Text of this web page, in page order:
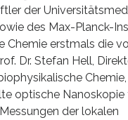
der
des Max-Planck-
Chemie erstmals die
Dr. Stefan Hell,
optische Nanoskopie
der lokalen